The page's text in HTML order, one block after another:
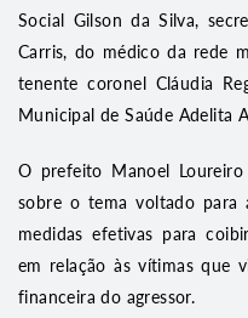
Social Gilson da Silva,
Carris, do médico da rede
tenente coronel Cláudia
Municipal de Saúde Adelita
O prefeito Manoel
sobre o tema voltado para
medidas efetivas para
em relação às vítimas que
financeira do agressor.